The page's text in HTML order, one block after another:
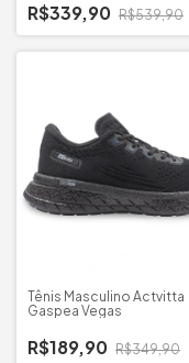
R$339,90 R$539,90
Tênis Masculino Actvitta
Gaspea Vegas
R$189,90 R$349,90